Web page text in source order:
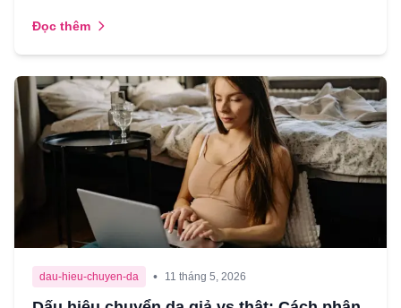
Đọc thêm
dau-hieu-chuyen-da • 11 tháng 5, 2026